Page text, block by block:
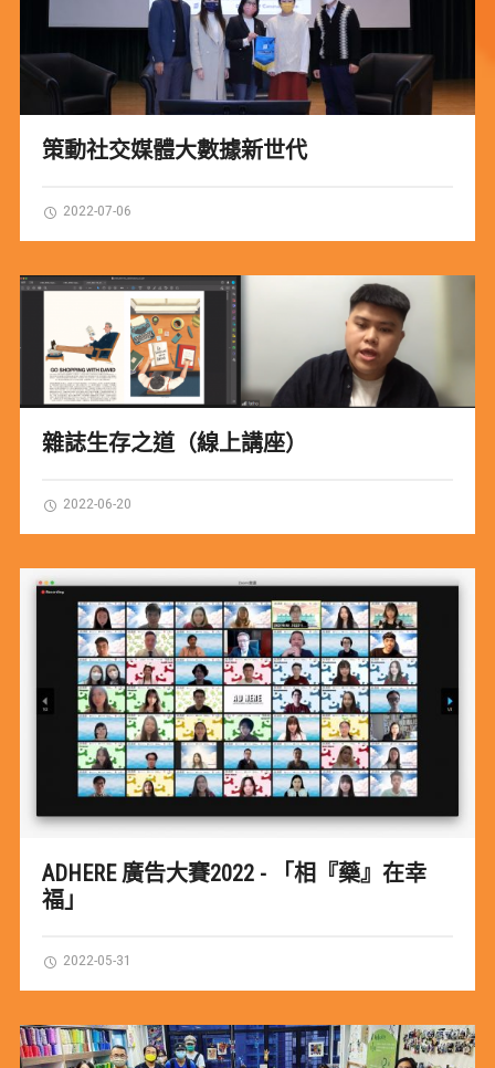
策動社交媒體大數據新世代
2022-07-06
雜誌生存之道（線上講座）
2022-06-20
ADHERE 廣告大賽2022 - 「相『藥』在幸
福」
2022-05-31